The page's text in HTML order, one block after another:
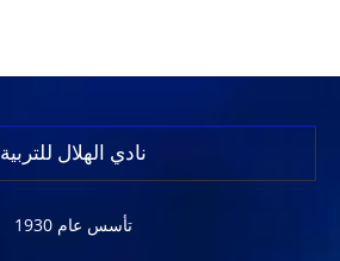
نادي الهلال للتربية
تأسس عام 1930